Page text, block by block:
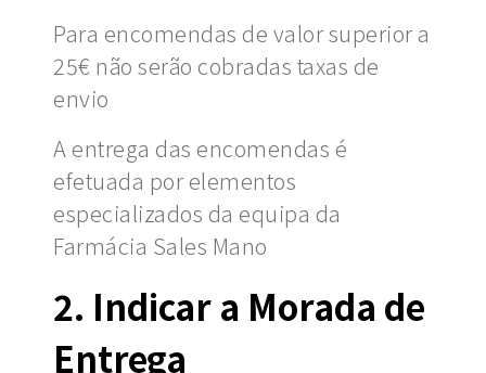
Para encomendas de valor superior a
25€ não serão cobradas taxas de
envio
A entrega das encomendas é
efetuada por elementos
especializados da equipa da
Farmácia Sales Mano
2. Indicar a Morada de
Entrega